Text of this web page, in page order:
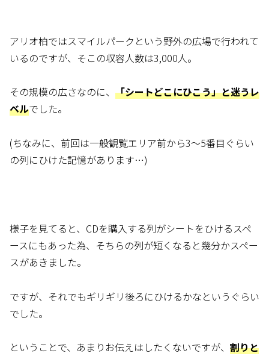
アリオ柏ではスマイルパークという野外の広場で行われて
いるのですが、そこの収容人数は3,000人。
その規模の広さなのに、 「シートどこにひこう」と迷うレ
ベルでした。
(ちなみに、前回は一般観覧エリア前から3～5番目ぐらい
の列にひけた記憶があります…)
様子を見てると、CDを購入する列がシートをひけるスペ
ースにもあった為、そちらの列が短くなると幾分かスペー
スがあきました。
ですが、それでもギリギリ後ろにひけるかなというぐらい
でした。
ということで、あまりお伝えはしたくないですが、 割りと